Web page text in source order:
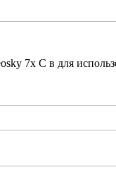
7x C в для